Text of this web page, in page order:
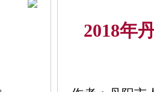
2018年